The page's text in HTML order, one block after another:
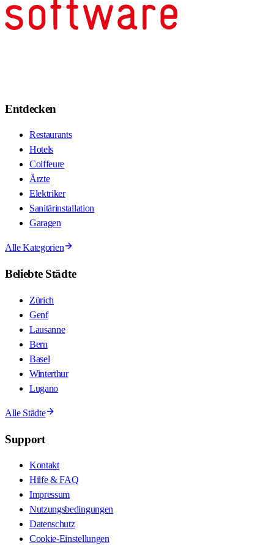
Entdecken
Restaurants
Hotels
Coiffeure
Ärzte
Elektriker
Sanitärinstallation
Garagen
Alle Kategorien
Beliebte Städte
Zürich
Genf
Lausanne
Bern
Basel
Winterthur
Lugano
Alle Städte
Support
Kontakt
Hilfe & FAQ
Impressum
Nutzungsbedingungen
Datenschutz
Cookie-Einstellungen